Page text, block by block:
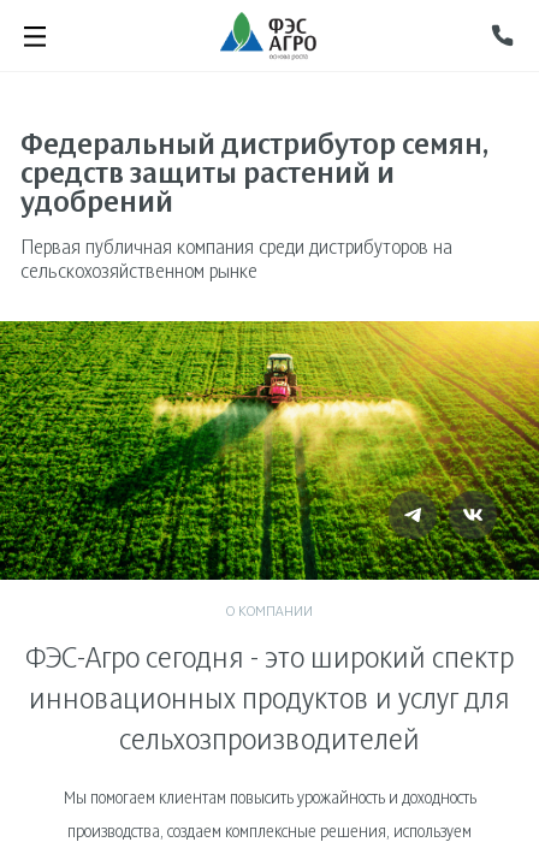
Федеральный дистрибутор семян,
средств защиты растений и
удобрений
Первая публичная компания среди дистрибуторов на
сельскохозяйственном рынке
О КОМПАНИИ
ФЭС-Агро сегодня - это широкий спектр
инновационных продуктов и услуг для
сельхозпроизводителей
Мы помогаем клиентам повысить урожайность и доходность
производства, создаем комплексные решения, используем